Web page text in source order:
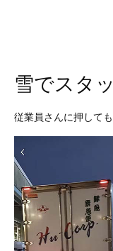
雪でスタ
従業員さんに押して